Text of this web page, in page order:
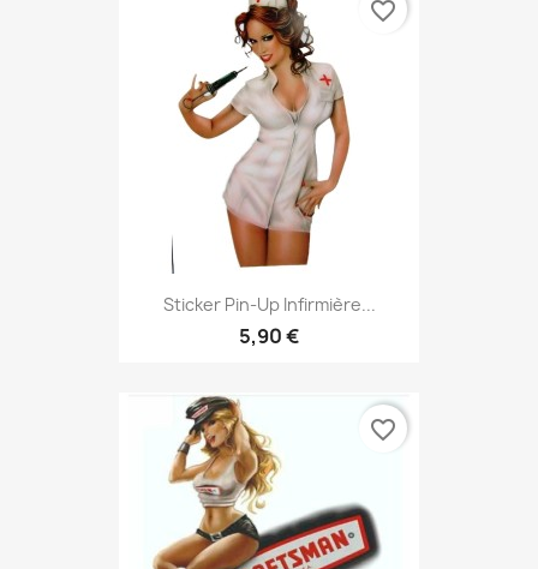
Sticker Pin-Up Infirmière...
5,90 €
favorite_border
favorite_border